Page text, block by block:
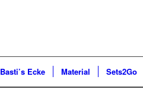
Basti’s Ecke Material Sets2Go